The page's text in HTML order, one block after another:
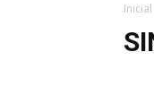
Inicial